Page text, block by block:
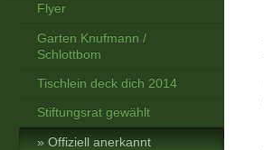
Flyer
Garten Knufmann /
Schlottbom
Tischlein deck dich 2014
Stiftungsrat gewählt
Offiziell anerkannt